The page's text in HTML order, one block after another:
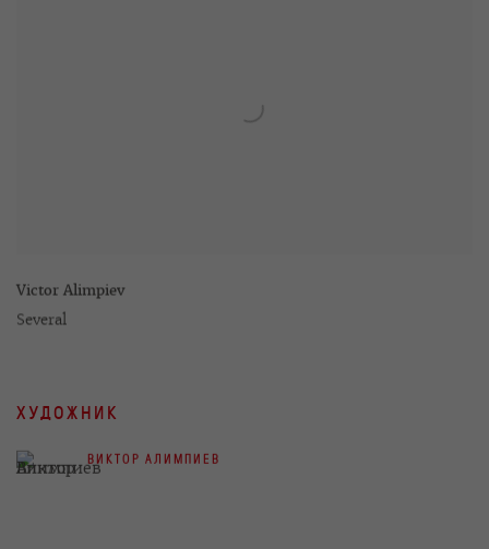
Victor Alimpiev
Several
ХУДОЖНИК
ВИКТОР АЛИМПИЕВ